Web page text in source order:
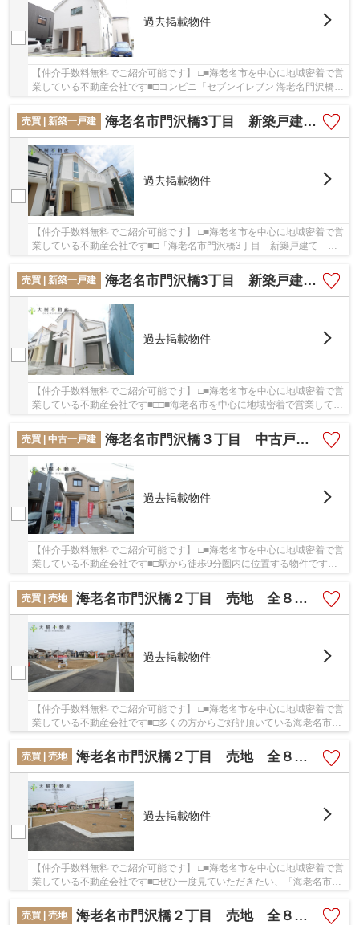
過去掲載物件
【仲介手数料無料でご紹介可能です】 □■海老名市を中心に地域密着で営
業している不動産会社です■□コンビニ「セブンイレブン 海老名門沢橋
売買 | 新築一戸建
海老名市門沢橋3丁目 新築戸建て 全6棟 【仲介手数料無料】
過去掲載物件
【仲介手数料無料でご紹介可能です】 □■海老名市を中心に地域密着で営
業している不動産会社です■□「海老名市門沢橋3丁目 新築戸建て 全6
売買 | 新築一戸建
海老名市門沢橋3丁目 新築戸建て 全6棟【仲介手数料無料】
過去掲載物件
【仲介手数料無料でご紹介可能です】 □■海老名市を中心に地域密着で営
業している不動産会社です■□□■海老名市を中心に地域密着で営業してい
売買 | 中古一戸建
海老名市門沢橋３丁目 中古戸建て 【仲介手数料無料】
過去掲載物件
【仲介手数料無料でご紹介可能です】 □■海老名市を中心に地域密着で営
業している不動産会社です■□駅から徒歩9分圏内に位置する物件です。
2017年3月築の物件となっており、設備も充実し...
売買 | 売地
海老名市門沢橋２丁目 売地 全８区画 【仲介手数料無料】
過去掲載物件
【仲介手数料無料でご紹介可能です】 □■海老名市を中心に地域密着で営
業している不動産会社です■□多くの方からご好評頂いている海老名市門
沢橋２丁目 売地 全８区画 【仲介手数料無...
売買 | 売地
海老名市門沢橋２丁目 売地 全８区画 【仲介手数料無料】
過去掲載物件
【仲介手数料無料でご紹介可能です】 □■海老名市を中心に地域密着で営
業している不動産会社です■□ぜひ一度見ていただきたい、「海老名市門
売買 | 売地
海老名市門沢橋２丁目 売地 全８区画 【仲介手数料無料】